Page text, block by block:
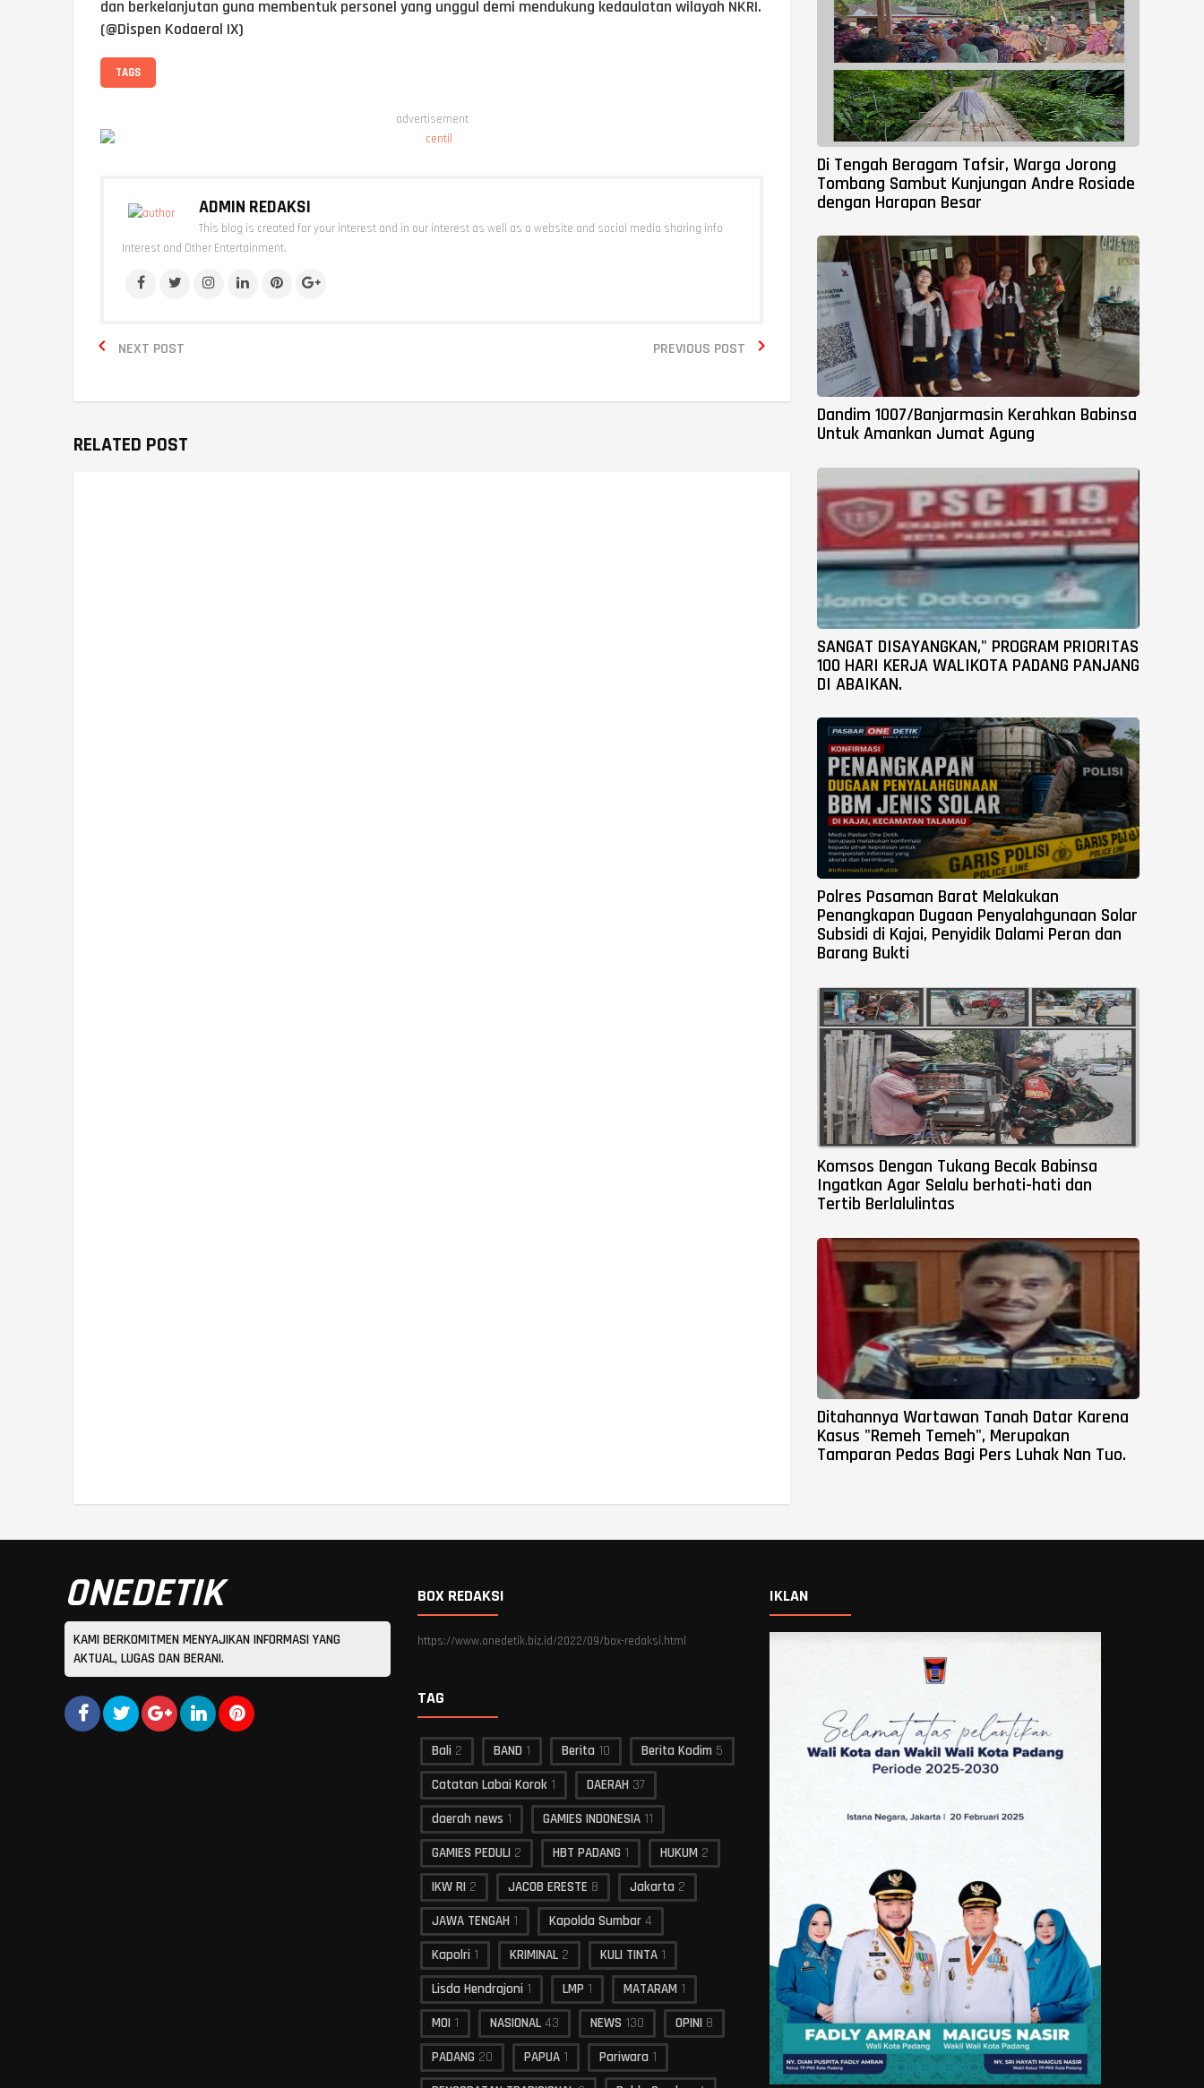
dan berkelanjutan guna membentuk personel yang unggul demi mendukung kedaulatan wilayah NKRI.
(@Dispen Kodaeral IX)
TAGS
advertisement
ADMIN REDAKSI
This blog is created for your interest and in our interest as well as a website and social media sharing info
Interest and Other Entertainment.
NEXT POST
 PREVIOUS POST 
RELATED POST
Di Tengah Beragam Tafsir, Warga Jorong
Tombang Sambut Kunjungan Andre Rosiade
dengan Harapan Besar
Dandim 1007/Banjarmasin Kerahkan Babinsa
Untuk Amankan Jumat Agung
SANGAT DISAYANGKAN," PROGRAM PRIORITAS
100 HARI KERJA WALIKOTA PADANG PANJANG
DI ABAIKAN.
Polres Pasaman Barat Melakukan
Penangkapan Dugaan Penyalahgunaan Solar
Subsidi di Kajai, Penyidik Dalami Peran dan
Barang Bukti
Komsos Dengan Tukang Becak Babinsa
Ingatkan Agar Selalu berhati-hati dan
Tertib Berlalulintas
Ditahannya Wartawan Tanah Datar Karena
Kasus "Remeh Temeh", Merupakan
Tamparan Pedas Bagi Pers Luhak Nan Tuo.
ONEDETIK
KAMI BERKOMITMEN MENYAJIKAN INFORMASI YANG
AKTUAL, LUGAS DAN BERANI.
BOX REDAKSI
https://www.onedetik.biz.id/2022/09/box-redaksi.html
TAG
Bali 2 BAND 1 Berita 10 Berita Kodim 5
Catatan Labai Korok 1 DAERAH 37
daerah news 1 GAMIES INDONESIA 11
GAMIES PEDULI 2 HBT PADANG 1 HUKUM 2
IKW RI 2 JACOB ERESTE 8 Jakarta 2
JAWA TENGAH 1 Kapolda Sumbar 4
Kapolri 1 KRIMINAL 2 KULI TINTA 1
Lisda Hendrajoni 1 LMP 1 MATARAM 1
MOI 1 NASIONAL 43 NEWS 130 OPINI 8
PADANG 20 PAPUA 1 Pariwara 1
IKLAN